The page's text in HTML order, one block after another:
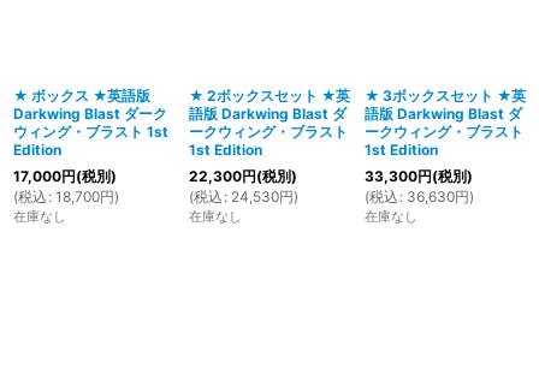
★ ボックス ★英語版
Darkwing Blast ダーク
ウィング・ブラスト 1st
Edition
17,000円(税別)
(税込 : 18,700円)
在庫なし
★ 2ボックスセット ★英
語版 Darkwing Blast ダ
ークウィング・ブラスト
1st Edition
22,300円(税別)
(税込 : 24,530円)
在庫なし
★ 3ボックスセット ★英
語版 Darkwing Blast ダ
ークウィング・ブラスト
1st Edition
33,300円(税別)
(税込 : 36,630円)
在庫なし